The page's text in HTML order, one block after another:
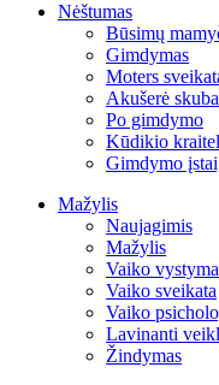
Nėštumas
Būsimų
Gimdymas
Moters
Akušerė
Po gimdymo
Kūdikio
Gimdymo
Mažylis
Naujagimis
Mažylis
Vaiko
Vaiko sveikata
Vaiko
Lavinanti
Žindymas